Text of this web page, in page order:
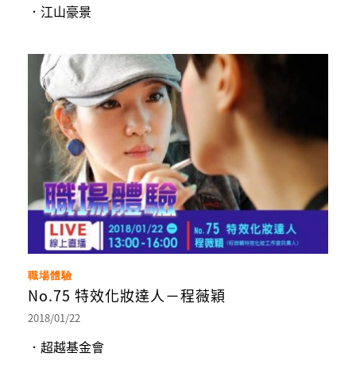
．江山豪景
職場體驗
No.75 特效化妝達人－程薇穎
2018/01/22
．超越基金會